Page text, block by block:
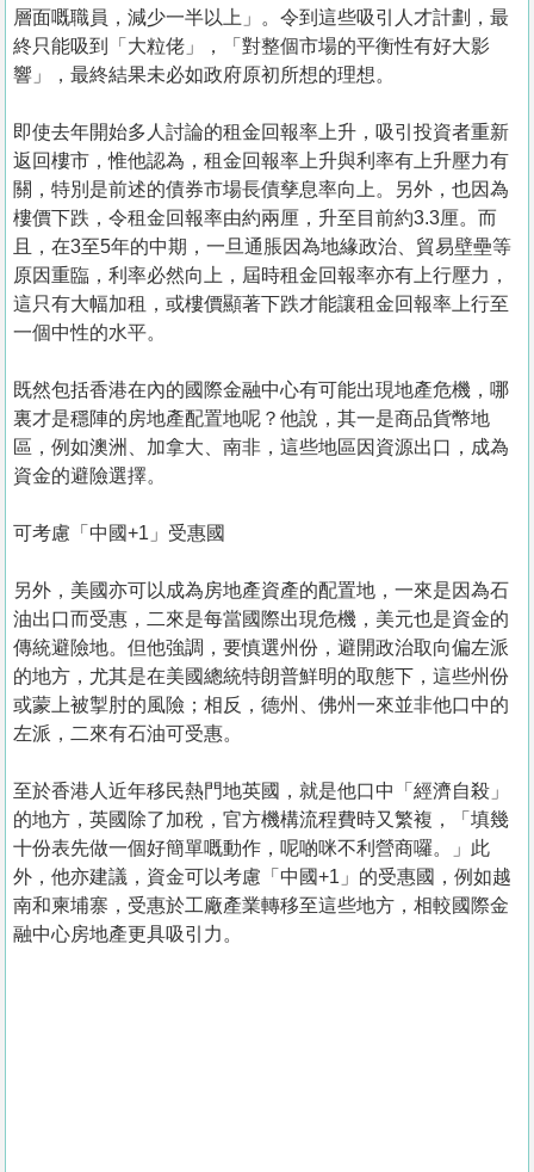
層面嘅職員，減少一半以上」。令到這些吸引人才計劃，最
終只能吸到「大粒佬」，「對整個市場的平衡性有好大影
響」，最終結果未必如政府原初所想的理想。
即使去年開始多人討論的租金回報率上升，吸引投資者重新
返回樓市，惟他認為，租金回報率上升與利率有上升壓力有
關，特別是前述的債券市場長債孳息率向上。另外，也因為
樓價下跌，令租金回報率由約兩厘，升至目前約3.3厘。而
且，在3至5年的中期，一旦通脹因為地緣政治、貿易壁壘等
原因重臨，利率必然向上，屆時租金回報率亦有上行壓力，
這只有大幅加租，或樓價顯著下跌才能讓租金回報率上行至
一個中性的水平。
既然包括香港在內的國際金融中心有可能出現地產危機，哪
裏才是穩陣的房地產配置地呢？他說，其一是商品貨幣地
區，例如澳洲、加拿大、南非，這些地區因資源出口，成為
資金的避險選擇。
可考慮「中國+1」受惠國
另外，美國亦可以成為房地產資產的配置地，一來是因為石
油出口而受惠，二來是每當國際出現危機，美元也是資金的
傳統避險地。但他強調，要慎選州份，避開政治取向偏左派
的地方，尤其是在美國總統特朗普鮮明的取態下，這些州份
或蒙上被掣肘的風險；相反，德州、佛州一來並非他口中的
左派，二來有石油可受惠。
至於香港人近年移民熱門地英國，就是他口中「經濟自殺」
的地方，英國除了加稅，官方機構流程費時又繁複，「填幾
十份表先做一個好簡單嘅動作，呢啲咪不利營商囉。」此
外，他亦建議，資金可以考慮「中國+1」的受惠國，例如越
南和柬埔寨，受惠於工廠產業轉移至這些地方，相較國際金
融中心房地產更具吸引力。